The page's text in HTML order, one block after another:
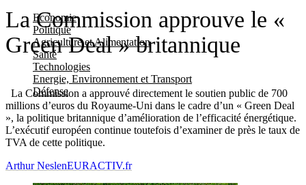
Economie
Politique
Agriculture et Alimentation
Santé
Technologies
Energie, Environnement et Transport
Défense
La Commission approuve le «
Green Deal » britannique
La Commission a approuvé directement le soutien public de 700
millions d’euros du Royaume-Uni dans le cadre d’un « Green Deal
», la politique britannique d’amélioration de l’efficacité énergétique.
L’exécutif européen continue toutefois d’examiner de près le taux de
TVA de cette politique.
Arthur NeslenEURACTIV.fr